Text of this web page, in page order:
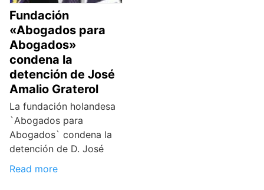
Fundación
«Abogados para
Abogados»
condena la
detención de José
Amalio Graterol
La fundación holandesa
`Abogados para
Abogados` condena la
detención de D. José
Read more